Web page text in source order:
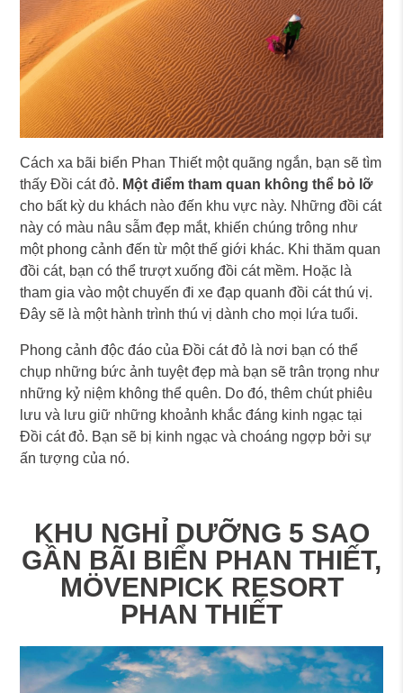
Cách xa bãi biển Phan Thiết một quãng ngắn, bạn sẽ tìm
thấy Đồi cát đỏ. Một điểm tham quan không thể bỏ lỡ
cho bất kỳ du khách nào đến khu vực này. Những đồi cát
này có màu nâu sẫm đẹp mắt, khiến chúng trông như
một phong cảnh đến từ một thế giới khác. Khi thăm quan
đồi cát, bạn có thể trượt xuống đồi cát mềm. Hoặc là
tham gia vào một chuyến đi xe đạp quanh đồi cát thú vị.
Đây sẽ là một hành trình thú vị dành cho mọi lứa tuổi.
Phong cảnh độc đáo của Đồi cát đỏ là nơi bạn có thể
chụp những bức ảnh tuyệt đẹp mà bạn sẽ trân trọng như
những kỷ niệm không thể quên. Do đó, thêm chút phiêu
lưu và lưu giữ những khoảnh khắc đáng kinh ngạc tại
Đồi cát đỏ. Bạn sẽ bị kinh ngạc và choáng ngợp bởi sự
ấn tượng của nó.
KHU NGHỈ DƯỠNG 5 SAO
GẦN BÃI BIỂN PHAN THIẾT,
MÖVENPICK RESORT
PHAN THIẾT